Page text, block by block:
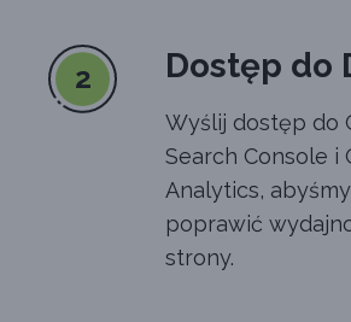
2 Dostęp do
Wyślij dostęp do
Search Console i
Analytics,
poprawić
strony.